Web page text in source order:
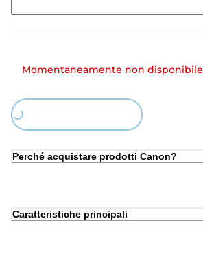
Momentaneamente non disponibile
Perché acquistare prodotti Canon?
Caratteristiche principali